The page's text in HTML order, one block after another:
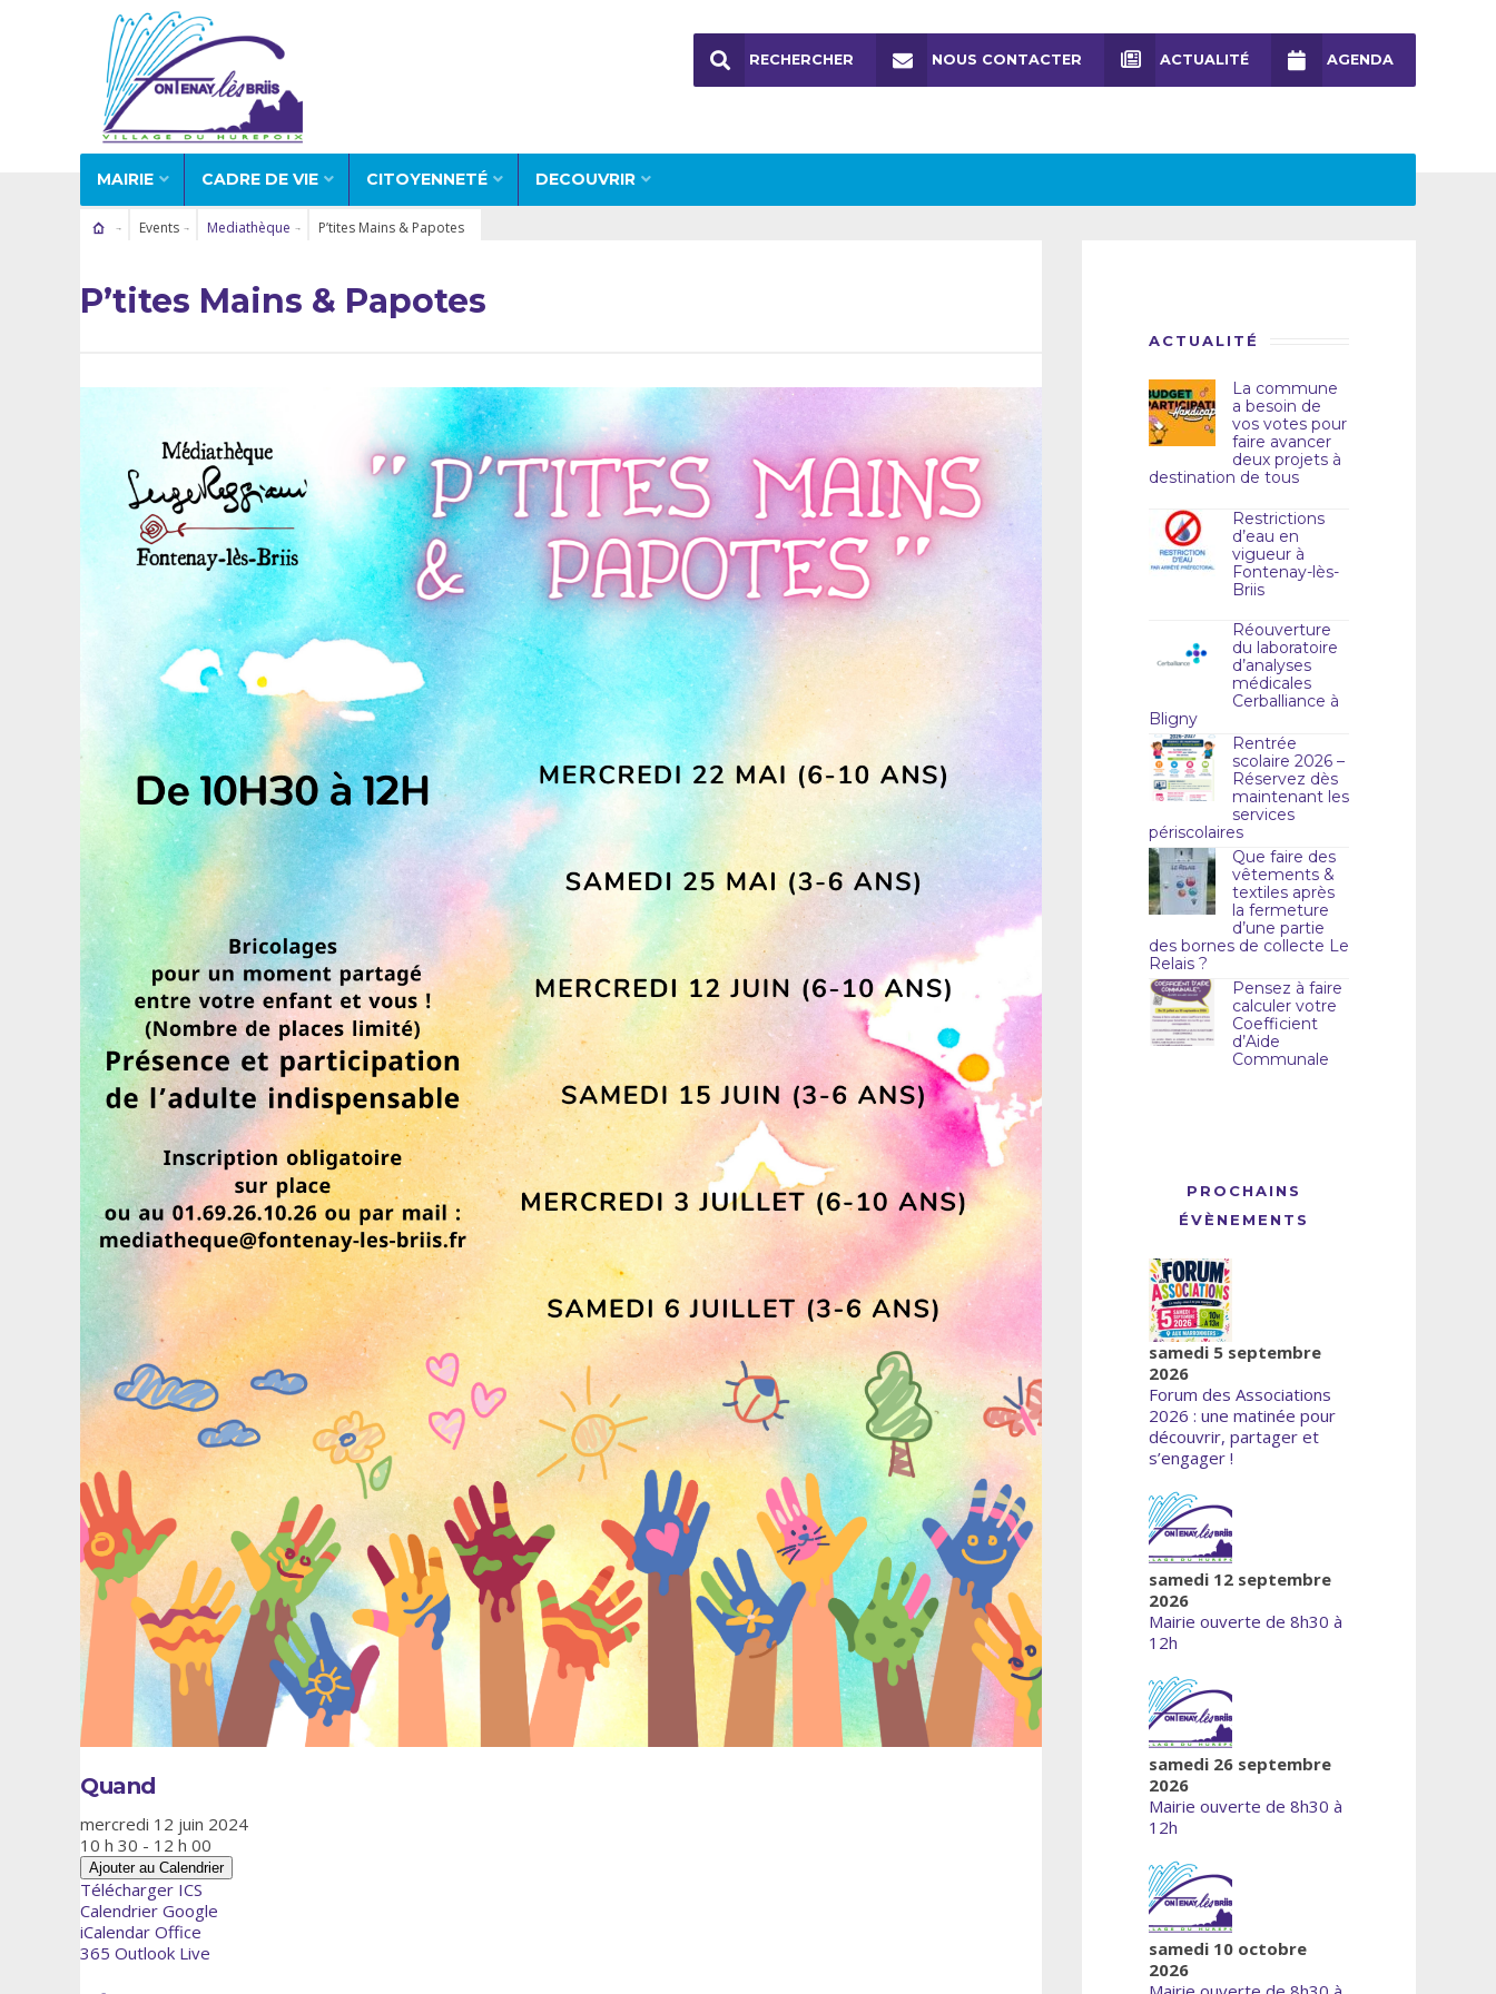
MAIRIE CADRE DE VIE CITOYENNETÉ DECOUVRIR
RECHERCHER NOUS CONTACTER ACTUALITÉ AGENDA
Events Mediathèque P’tites Mains & Papotes
P’tites Mains & Papotes
Quand
mercredi 12 juin 2024
10 h 30 - 12 h 00
Ajouter au Calendrier
Télécharger ICS
Calendrier Google
iCalendar Office
365 Outlook Live
ACTUALITÉ
La commune
a besoin de
vos votes pour
faire avancer
deux projets à
destination de tous
Restrictions
d’eau en
vigueur à
Fontenay-lès-
Briis
Réouverture
du laboratoire
d’analyses
médicales
Cerballiance à
Bligny
Rentrée
scolaire 2026 –
Réservez dès
maintenant les
services
périscolaires
Que faire des
vêtements &
textiles après
la fermeture
d’une partie
des bornes de collecte Le
Relais ?
Pensez à faire
calculer votre
Coefficient
d’Aide
Communale
PROCHAINS
ÉVÈNEMENTS
samedi 5 septembre
2026
Forum des Associations
2026 : une matinée pour
découvrir, partager et
s’engager !
samedi 12 septembre
2026
Mairie ouverte de 8h30 à
12h
samedi 26 septembre
2026
Mairie ouverte de 8h30 à
12h
samedi 10 octobre
2026